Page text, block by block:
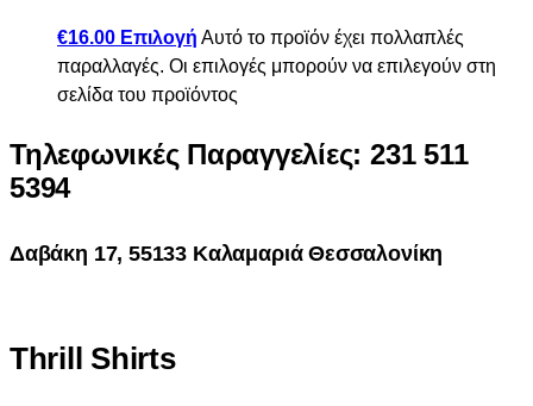
€16.00 Επιλογή Αυτό το προϊόν έχει πολλαπλές
παραλλαγές. Οι επιλογές μπορούν να επιλεγούν στη
σελίδα του προϊόντος
Τηλεφωνικές Παραγγελίες: 231 511
5394
Δαβάκη 17, 55133 Καλαμαριά Θεσσαλονίκη
Thrill Shirts